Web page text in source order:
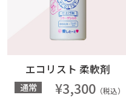
エコリスト 柔軟剤
通常 ¥3,300 （税込）